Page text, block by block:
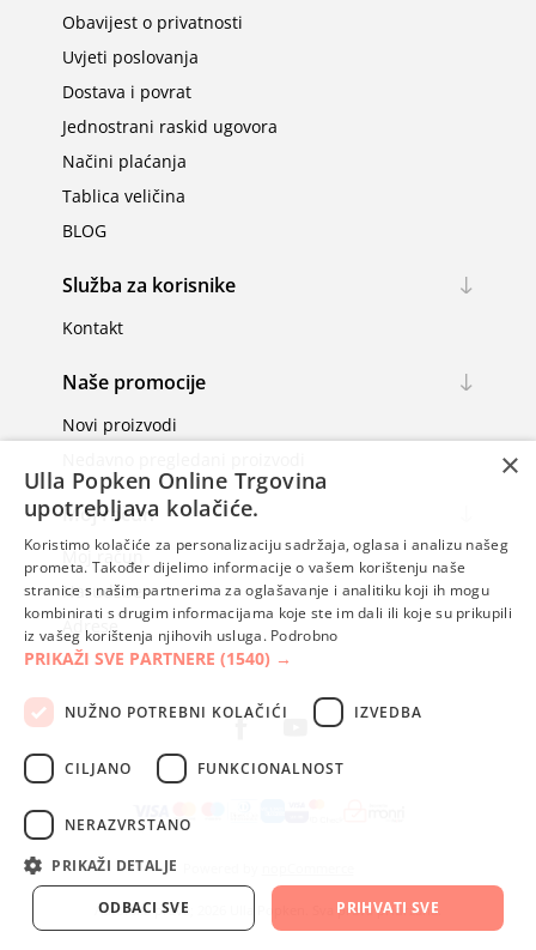
Obavijest o privatnosti
Uvjeti poslovanja
Dostava i povrat
Jednostrani raskid ugovora
Načini plaćanja
Tablica veličina
BLOG
Služba za korisnike
Kontakt
Naše promocije
Novi proizvodi
Moj račun
Moj račun
Narudžbe
Adrese
Autorska prava; 2026 Ulla Popken. Sva prava pridržana.
×
Ulla Popken Online Trgovina
upotrebljava kolačiće.
Koristimo kolačiće za personalizaciju sadržaja, oglasa i analizu našeg
prometa. Također dijelimo informacije o vašem korištenju naše
stranice s našim partnerima za oglašavanje i analitiku koji ih mogu
kombinirati s drugim informacijama koje ste im dali ili koje su prikupili
iz vašeg korištenja njihovih usluga. Podrobno
PRIKAŽI SVE PARTNERE (1540) →
NUŽNO POTREBNI KOLAČIĆI IZVEDBA
CILJANO FUNKCIONALNOST
NERAZVRSTANO
PRIKAŽI DETALJE
PRIHVATI SVE
ODBACI SVE